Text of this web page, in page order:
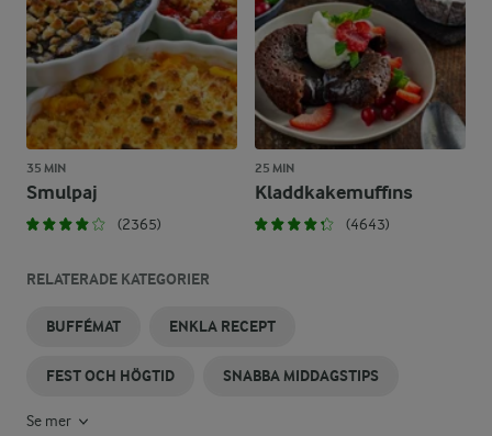
35 MIN
Smulpaj
(2365)
25 MIN
Kladdkakemuffins
(4643)
RELATERADE KATEGORIER
BUFFÉMAT ENKLA RECEPT
FEST OCH HÖGTID SNABBA MIDDAGSTIPS
Se mer